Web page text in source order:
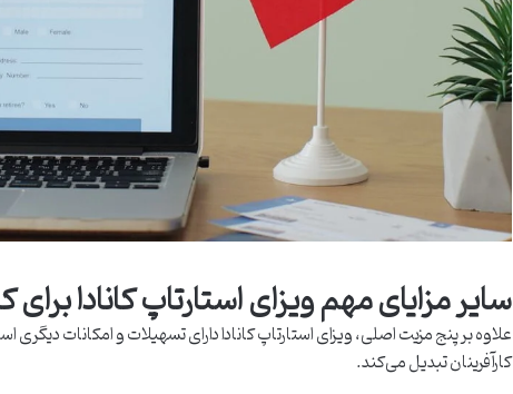
سایر مزایای مهم ویزای استارتاپ کانادا برای
علاوه بر پنج مزیت اصلی، ویزای استارتاپ کانادا دارای تسهیلات و امکانات
کارآفرینان تبدیل می‌کند.